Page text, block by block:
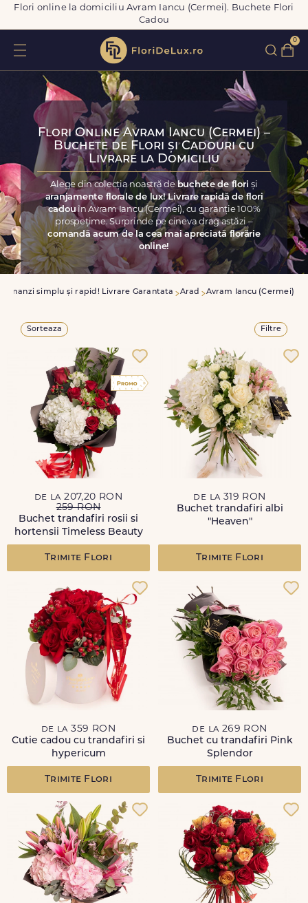
Flori online la domiciliu Avram Iancu (Cermei). Buchete Flori
Cadou
0
Flori Online Avram Iancu (Cermei) –
Buchete de Flori și Cadouri cu
Livrare la Domiciliu
Alege din colecția noastră de buchete de floriși
aranjamente florale de lux! Livrare rapidă de flori
cadouîn Avram Iancu (Cermei), cu garanție 100%
prospețime. Surprinde pe cineva drag astăzi –
comandă acum de la cea mai apreciată florărie
online!
simplu și rapid! Livrare Garantata Arad Avram Iancu (Cermei)
Sorteaza Filtre
de la 207,20 RON
259 RON
Buchet trandafiri rosii si
hortensii Timeless Beauty
Trimite Flori
de la 319 RON
Buchet trandafiri albi
"Heaven"
Trimite Flori
de la 359 RON
Cutie cadou cu trandafiri si
hypericum
Trimite Flori
de la 269 RON
Buchet cu trandafiri Pink
Splendor
Trimite Flori